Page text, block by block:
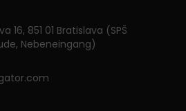
16, 851 01 Bratislava (SPŠ
Nebeneingang)